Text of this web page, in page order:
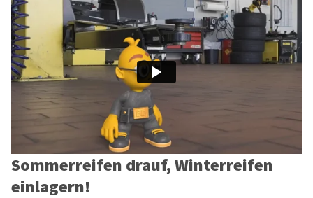
Sommerreifen drauf, Winterreifen
einlagern!